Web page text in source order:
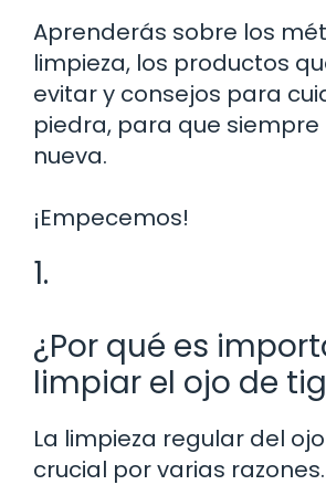
Aprenderás sobre los
limpieza, los productos
evitar y consejos para
piedra, para que siempre
nueva.
¡Empecemos!
1.
¿Por qué es
limpiar el ojo de
La limpieza regular del
crucial por varias razones.